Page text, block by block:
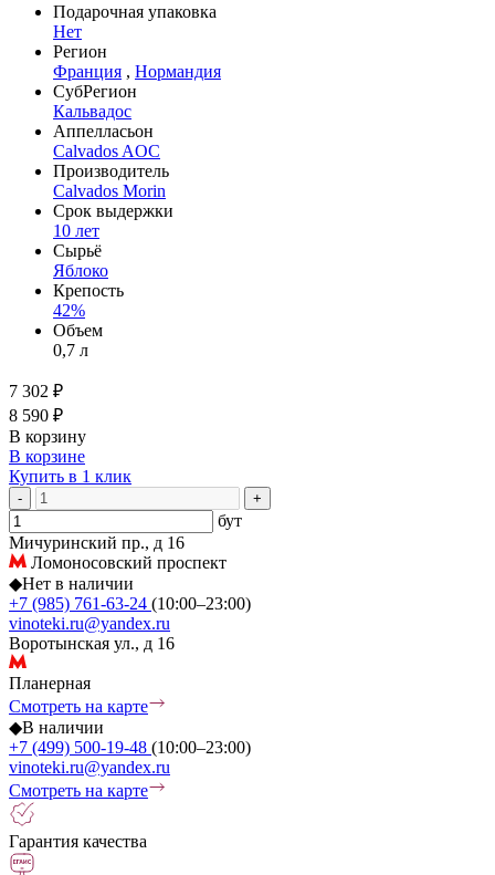
Подарочная упаковка
Нет
Регион
Франция , Нормандия
СубРегион
Кальвадос
Аппелласьон
Calvados AOC
Производитель
Calvados Morin
Срок выдержки
10 лет
Сырьё
Яблоко
Крепость
42%
Объем
0,7 л
7 302 ₽
8 590 ₽
В корзину
В корзине
Купить в 1 клик
- +
бут
Мичуринский пр., д 16
Ломоносовский проспект
◆Нет в наличии
+7 (985) 761-63-24 (10:00–23:00)
vinoteki.ru@yandex.ru
Воротынская ул., д 16
Планерная
Смотреть на карте
◆В наличии
+7 (499) 500-19-48 (10:00–23:00)
vinoteki.ru@yandex.ru
Смотреть на карте
Гарантия качества